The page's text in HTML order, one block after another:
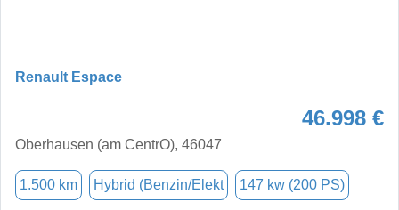
Renault Espace
46.998 €
Oberhausen (am CentrO), 46047
1.500 km Hybrid (Benzin/Elekt 147 kw (200 PS)